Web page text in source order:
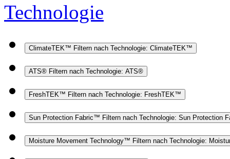
Technologie
ClimateTEK™ Filtern nach Technologie: ClimateTEK™
ATS® Filtern nach Technologie: ATS®
FreshTEK™ Filtern nach Technologie: FreshTEK™
Sun Protection Fabric™ Filtern nach Technologie: Sun Protection
Moisture Movement Technology™ Filtern nach Technologie: